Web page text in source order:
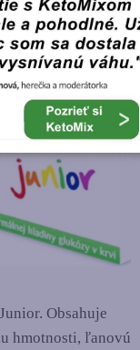
Obsahuje
hmotnosti, ľanovú